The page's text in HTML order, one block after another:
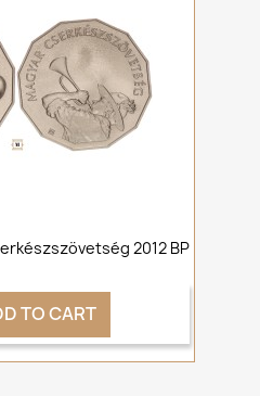
2012 BP
TO CART